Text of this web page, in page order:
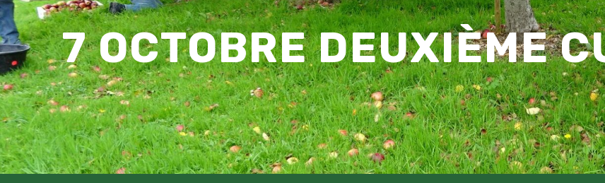
7 OCTOBRE DEUXIÈME